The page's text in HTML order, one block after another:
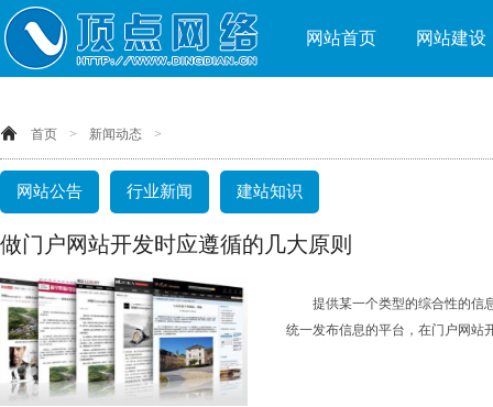
网站首页 网站建设
首页 > 新闻动态 >
网站公告 行业新闻 建站知识
做门户网站开发时应遵循的几大原则
提供某一个类型的综合性的信
统一发布信息的平台，在门户网站